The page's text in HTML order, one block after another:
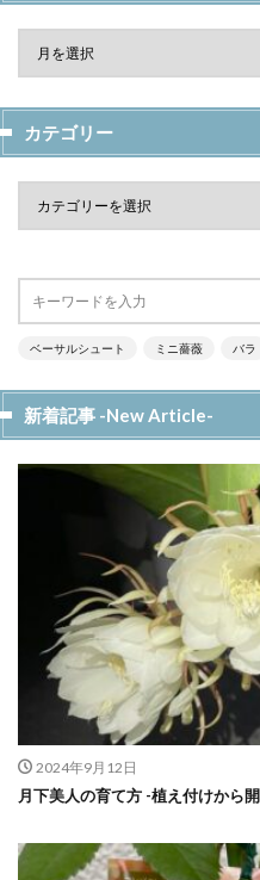
カテゴリー
ベーサルシュート ミニ薔薇 バラ
新着記事 -New Article-
2024年9月12日
月下美人の育て方 -植え付けから